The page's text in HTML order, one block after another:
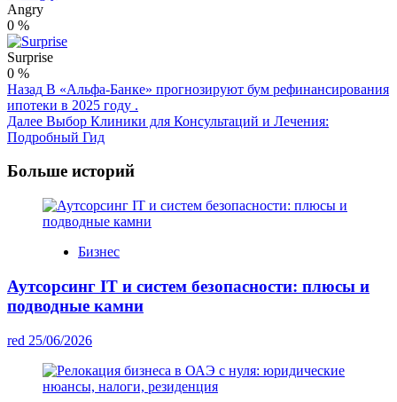
Angry
0 %
Surprise
0 %
Post
Navigation
Назад В «Альфа-Банке» прогнозируют бум рефинансирования
ипотеки в 2025 году .
Далее Выбор Клиники для Консультаций и Лечения:
Подробный Гид
Больше историй
Бизнес
Аутсорсинг IT и систем безопасности: плюсы и
подводные камни
red 25/06/2026